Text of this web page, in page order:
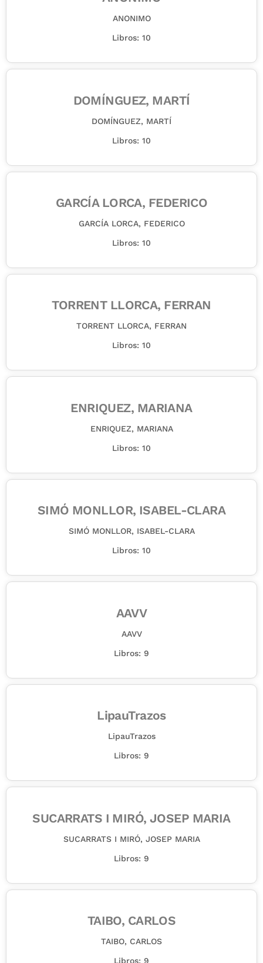
ANONIMO
Libros: 10
DOMÍNGUEZ, MARTÍ
DOMÍNGUEZ, MARTÍ
Libros: 10
GARCÍA LORCA, FEDERICO
GARCÍA LORCA, FEDERICO
Libros: 10
TORRENT LLORCA, FERRAN
TORRENT LLORCA, FERRAN
Libros: 10
ENRIQUEZ, MARIANA
ENRIQUEZ, MARIANA
Libros: 10
SIMÓ MONLLOR, ISABEL-CLARA
SIMÓ MONLLOR, ISABEL-CLARA
Libros: 10
AAVV
AAVV
Libros: 9
LipauTrazos
LipauTrazos
Libros: 9
SUCARRATS I MIRÓ, JOSEP MARIA
SUCARRATS I MIRÓ, JOSEP MARIA
Libros: 9
TAIBO, CARLOS
TAIBO, CARLOS
Libros: 9